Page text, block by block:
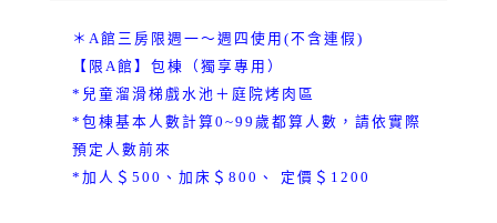
＊A館三房限週一～週四使用(不含連假)
【限A館】包棟（獨享專用）
*兒童溜滑梯戲水池＋庭院烤肉區
*包棟基本人數計算0~99歲都算人數，請依實際
預定人數前來
*加人＄500、加床＄800、 定價＄1200